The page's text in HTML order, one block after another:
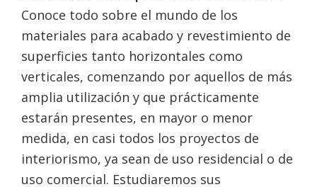
Conoce todo sobre el mundo de los
materiales para acabado y revestimiento de
superficies tanto horizontales como
verticales, comenzando por aquellos de más
amplia utilización y que prácticamente
estarán presentes, en mayor o menor
medida, en casi todos los proyectos de
interiorismo, ya sean de uso residencial o de
uso comercial. Estudiaremos sus